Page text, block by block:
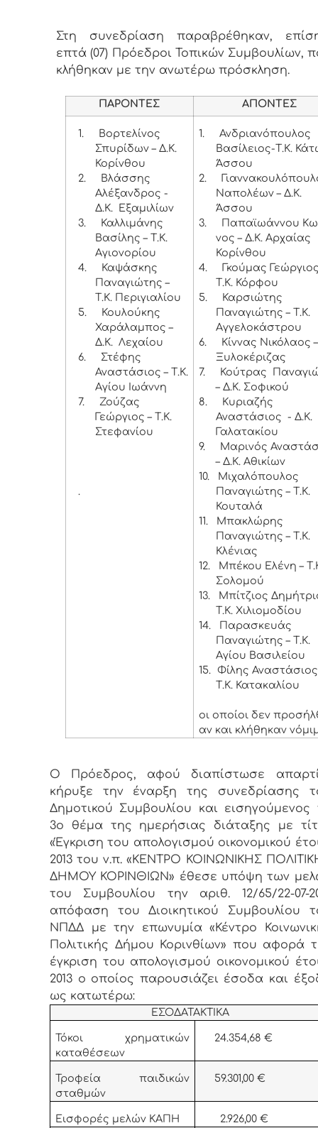
Στη συνεδρίαση παραβρέθηκαν,
επτά (07) Πρόεδροι Τοπικών Συμβουλίων,
κλήθηκαν με την ανωτέρω πρόσκληση.
ΠΑΡΟΝΤΕΣ ΑΠΟΝΤΕΣ
1.
Βορτελίνος
Σπυρίδων – Δ.Κ.
Κορίνθου
2.
Βλάσσης
Αλέξανδρος -
Δ.Κ. Εξαμιλίων
3.
Καλλιμάνης
Βασίλης – Τ.Κ.
Αγιονορίου
4.
Καψάσκης
Παναγιώτης –
Τ.Κ. Περιγιαλίου
5.
Κουλούκης
Χαράλαμπος –
Δ.Κ. Λεχαίου
6.
Στέφης
Αναστάσιος – Τ.Κ.
Αγίου Ιωάννη
7.
Ζούζας
Γεώργιος – Τ.Κ.
Στεφανίου
.
1.
Ανδριανόπουλος
Βασίλειος-Τ.Κ.
Άσσου
2.
Ναπολέων – Δ.Κ.
Άσσου
3.
Παπαϊωάννου
νος – Δ.Κ. Αρχαίας
Κορίνθου
4.
Γκούμας
Τ.Κ. Κόρφου
5.
Καρσιώτης
Παναγιώτης – Τ.Κ.
Αγγελοκάστρου
6.
Κίννας Νικόλαος
Ξυλοκέριζας
7.
Κούτρας
– Δ.Κ. Σοφικού
8.
Κυριαζής
Αναστάσιος - Δ.Κ.
Γαλατακίου
9.
Μαρινός
– Δ.Κ. Αθικίων
10.
Μιχαλόπουλος
Παναγιώτης – Τ.Κ.
Κουταλά
11.
Μπακλώρης
Παναγιώτης – Τ.Κ.
Κλένιας
12.
Μπέκου Ελένη –
Σολομού
13.
Μπίτζιος
Τ.Κ. Χιλιομοδίου
14.
Παρασκευάς
Παναγιώτης – Τ.Κ.
Αγίου Βασιλείου
15. Φίλης Αναστάσιος
Τ.Κ. Κατακαλίου
οι οποίοι δεν
αν και κλήθηκαν
Ο Πρόεδρος, αφού διαπίστωσε
κήρυξε την έναρξη της συνεδρίασης
Δημοτικού Συμβουλίου και εισηγούμενος
3ο θέμα της ημερήσιας διάταξης με
«Έγκριση του απολογισμού οικονομικού
2013 του ν.π. «ΚΕΝΤΡΟ ΚΟΙΝΩΝΙΚΗΣ
ΔΗΜΟΥ ΚΟΡΙΝΘΙΩΝ» έθεσε υπόψη των
του Συμβουλίου την αριθ. 12/65/22-07-
απόφαση του Διοικητικού Συμβουλίου
ΝΠΔΔ με την επωνυμία «Κέντρο
Πολιτικής Δήμου Κορινθίων» που αφορά
έγκριση του απολογισμού οικονομικού
2013 ο οποίος παρουσιάζει έσοδα και
ως κατωτέρω:
ΕΣΟΔΑΤΑΚΤΙΚΑ
Τόκοι χρηματικών
καταθέσεων
24.354,68 €
Τροφεία παιδικών
σταθμών
59.301,00 €
Εισφορές μελών ΚΑΠΗ 2.926,00 €